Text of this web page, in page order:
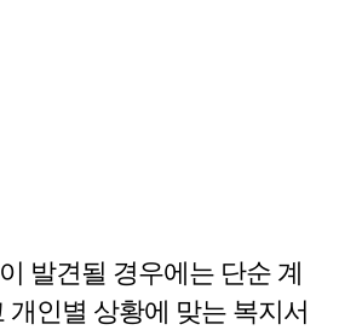
발견될 경우에는 단순 계
개인별 상황에 맞는 복지서